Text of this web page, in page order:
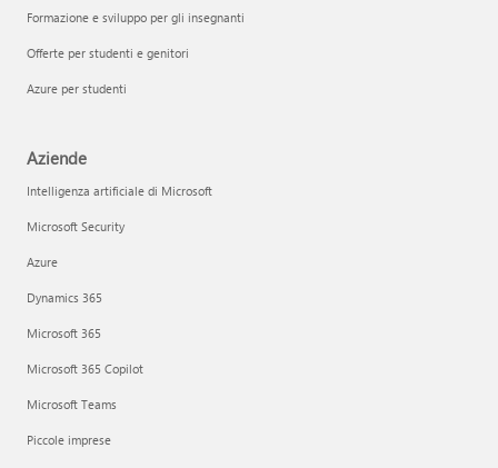
Formazione e sviluppo per gli insegnanti
Offerte per studenti e genitori
Azure per studenti
Aziende
Intelligenza artificiale di Microsoft
Microsoft Security
Azure
Dynamics 365
Microsoft 365
Microsoft 365 Copilot
Microsoft Teams
Piccole imprese